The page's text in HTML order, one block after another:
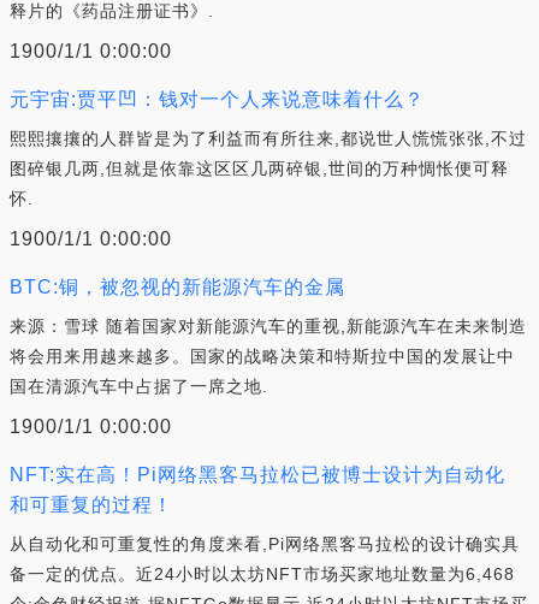
释片的《药品注册证书》.
1900/1/1 0:00:00
元宇宙:贾平凹：钱对一个人来说意味着什么？
熙熙攘攘的人群皆是为了利益而有所往来,都说世人慌慌张张,不过
图碎银几两,但就是依靠这区区几两碎银,世间的万种惆怅便可释
怀.
1900/1/1 0:00:00
BTC:铜，被忽视的新能源汽车的金属
来源：雪球 随着国家对新能源汽车的重视,新能源汽车在未来制造
将会用来用越来越多。国家的战略决策和特斯拉中国的发展让中
国在清源汽车中占据了一席之地.
1900/1/1 0:00:00
NFT:实在高！Pi网络黑客马拉松已被博士设计为自动化
和可重复的过程！
从自动化和可重复性的角度来看,Pi网络黑客马拉松的设计确实具
备一定的优点。近24小时以太坊NFT市场买家地址数量为6,468